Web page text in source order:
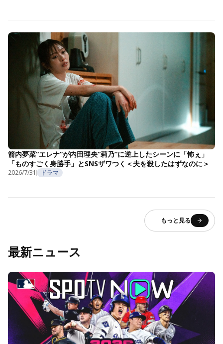
箭内夢菜“エレナ”が内田理央“莉乃”に逆上したシーンに「怖ぇ」
「ものすごく身勝手」とSNSザワつく＜夫を殺したはずなのに＞
2026/7/31 ドラマ
もっと見る
最新ニュース